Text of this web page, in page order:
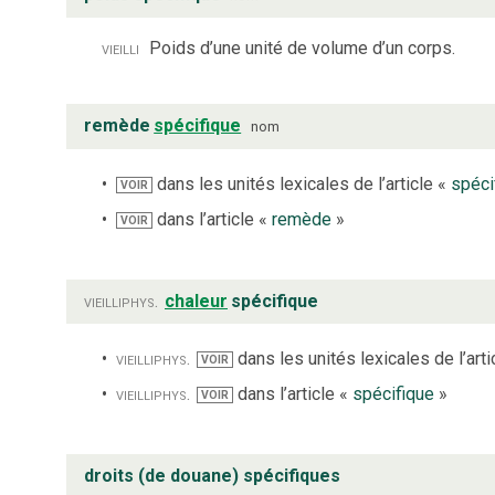
vieilli Poids d’une unité de volume d’un corps.
remède spécifique nom
VOIR dans les unités lexicales de l’article «
VOIR dans l’article «remède »
vieilliphys. chaleur spécifique
vieilliphys. VOIR dans les unités lexicales de
vieilliphys. VOIR dans l’article « spécifique»
droits (de douane) spécifiques